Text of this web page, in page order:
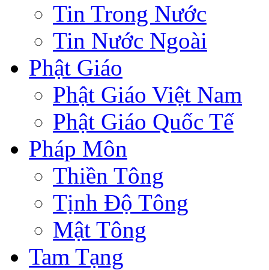
Tin Trong Nước
Tin Nước Ngoài
Phật Giáo
Phật Giáo Việt Nam
Phật Giáo Quốc Tế
Pháp Môn
Thiền Tông
Tịnh Độ Tông
Mật Tông
Tam Tạng